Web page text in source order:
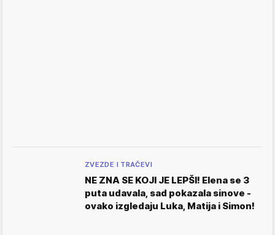
ZVEZDE I TRAČEVI
NE ZNA SE KOJI JE LEPŠI! Elena se 3
puta udavala, sad pokazala sinove -
ovako izgledaju Luka, Matija i Simon!